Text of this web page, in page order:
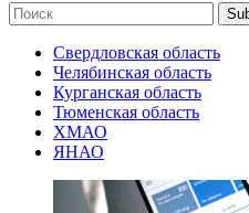
Свердловская область
Челябинская область
Курганская область
Тюменская область
ХМАО
ЯНАО